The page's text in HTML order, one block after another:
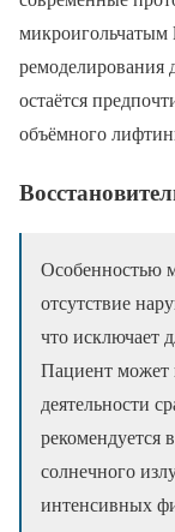
микроигольчатым
остаётся
объёмного
Особенностью
отсутствие
что исключает
Пациент может
деятельности
рекомендуется
солнечного
интенсивных